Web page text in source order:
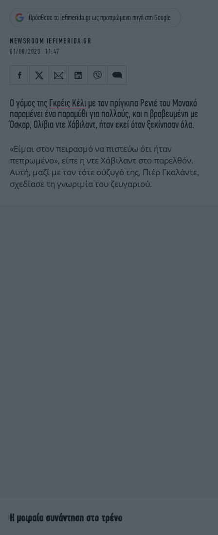
OSCARS
THE OCEAN
Πρόσθεσε το iefimerida.gr ως προτιμώμενη πηγή στη Google
NEWSROOM IEFIMERIDA.GR
01/08/2020 11:47
Ο γάμος της Γκρέις Κέλι με τον πρίγκιπα Ρενιέ του Μονακό
παραμένει ένα παραμύθι για πολλούς, και η βραβευμένη με
Όσκαρ, Ολίβια ντε Χάβιλαντ, ήταν εκεί όταν ξεκίνησαν όλα.
«Είμαι στον πειρασμό να πιστεύω ότι ήταν
πεπρωμένο», είπε η ντε Χάβιλαντ στο παρελθόν.
Αυτή, μαζί με τον τότε σύζυγό της, Πιέρ Γκαλάντε,
σχεδίασε τη γνωριμία του ζευγαριού.
Η μοιραία συνάντηση στο τρένο